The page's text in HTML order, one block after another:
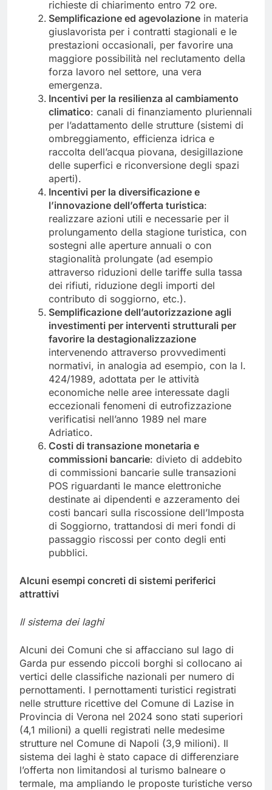
richieste di chiarimento entro 72 ore.
Semplificazione ed agevolazione in materia
giuslavorista per i contratti stagionali e le
prestazioni occasionali, per favorire una
maggiore possibilità nel reclutamento della
forza lavoro nel settore, una vera
emergenza.
Incentivi per la resilienza al cambiamento
climatico: canali di finanziamento pluriennali
per l’adattamento delle strutture (sistemi di
ombreggiamento, efficienza idrica e
raccolta dell’acqua piovana, desigillazione
delle superfici e riconversione degli spazi
aperti).
Incentivi per la diversificazione e
l’innovazione dell’offerta turistica:
realizzare azioni utili e necessarie per il
prolungamento della stagione turistica, con
sostegni alle aperture annuali o con
stagionalità prolungate (ad esempio
attraverso riduzioni delle tariffe sulla tassa
dei rifiuti, riduzione degli importi del
contributo di soggiorno, etc.).
Semplificazione dell’autorizzazione agli
investimenti per interventi strutturali per
favorire la destagionalizzazione
intervenendo attraverso provvedimenti
normativi, in analogia ad esempio, con la l.
424/1989, adottata per le attività
economiche nelle aree interessate dagli
eccezionali fenomeni di eutrofizzazione
verificatisi nell’anno 1989 nel mare
Adriatico.
Costi di transazione monetaria e
commissioni bancarie: divieto di addebito
di commissioni bancarie sulle transazioni
POS riguardanti le mance elettroniche
destinate ai dipendenti e azzeramento dei
costi bancari sulla riscossione dell’Imposta
di Soggiorno, trattandosi di meri fondi di
passaggio riscossi per conto degli enti
pubblici.
Alcuni esempi concreti di sistemi periferici
attrattivi
Il sistema dei laghi
Alcuni dei Comuni che si affacciano sul lago di
Garda pur essendo piccoli borghi si collocano ai
vertici delle classifiche nazionali per numero di
pernottamenti. I pernottamenti turistici registrati
nelle strutture ricettive del Comune di Lazise in
Provincia di Verona nel 2024 sono stati superiori
(4,1 milioni) a quelli registrati nelle medesime
strutture nel Comune di Napoli (3,9 milioni). Il
sistema dei laghi è stato capace di differenziare
l’offerta non limitandosi al turismo balneare o
termale, ma ampliando le proposte turistiche verso